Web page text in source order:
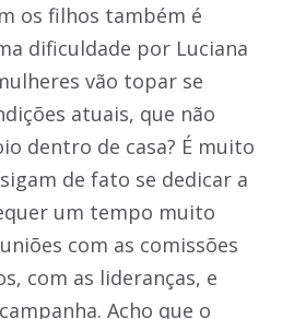
os filhos também é
dificuldade por Luciana
vão topar se
atuais, que não
dentro de casa? É muito
de fato se dedicar a
um tempo muito
com as comissões
com as lideranças, e
Acho que o